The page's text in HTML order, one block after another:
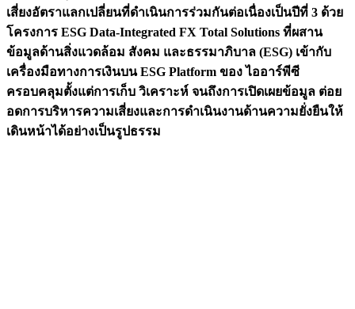
เสี่ยงอัตราแลกเปลี่ยนที่ดำเนินการร่วมกันต่อเนื่องเป็นปีที่ 3 ด้วย
โครงการ ESG Data-Integrated FX Total Solutions ที่ผสาน
ข้อมูลด้านสิ่งแวดล้อม สังคม และธรรมาภิบาล (ESG) เข้ากับ
เครื่องมือทางการเงินบน ESG Platform ของ ไออาร์พีซี
ครอบคลุมตั้งแต่การเก็บ วิเคราะห์ จนถึงการเปิดเผยข้อมูล ต่อย
อดการบริหารความเสี่ยงและการดำเนินงานด้านความยั่งยืนให้
เดินหน้าได้อย่างเป็นรูปธรรม